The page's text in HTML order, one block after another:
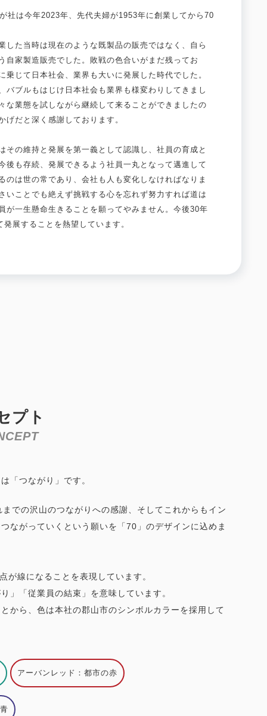
社は今年2023年、先代夫婦が1953年に創業してから70
した当時は現在のような既製品の販売ではなく、自ら
自家製造販売でした。敗戦の色合いがまだ残ってお
乗じて日本社会、業界も大いに発展した時代でした。
バブルもはじけ日本社会も業界も様変わりしてきまし
な業態を試しながら継続して来ることができましたの
げだと深く感謝しております。
その維持と発展を第一義として認識し、社員の育成と
後も存続、発展できるよう社員一丸となって邁進して
のは世の常であり、会社も人も変化しなければなりま
いことでも絶えず挑戦する心を忘れず努力すれば道は
が一生懸命生きることを願ってやみません。今後30年
展することを熱望しています。
プト
「つながり」です。
での沢山のつながりへの感謝、そしてこれからもイン
ながっていくという願いを「70」のデザインに込めま
が線になることを表現しています。
」「従業員の結束」を意味しています。
から、色は本社の郡山市のシンボルカラーを採用して
アーバンレッド：都市の赤